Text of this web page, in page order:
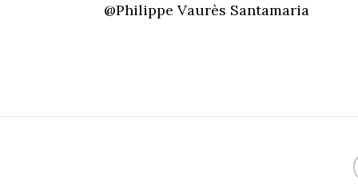
@Philippe Vaurès Santamaria